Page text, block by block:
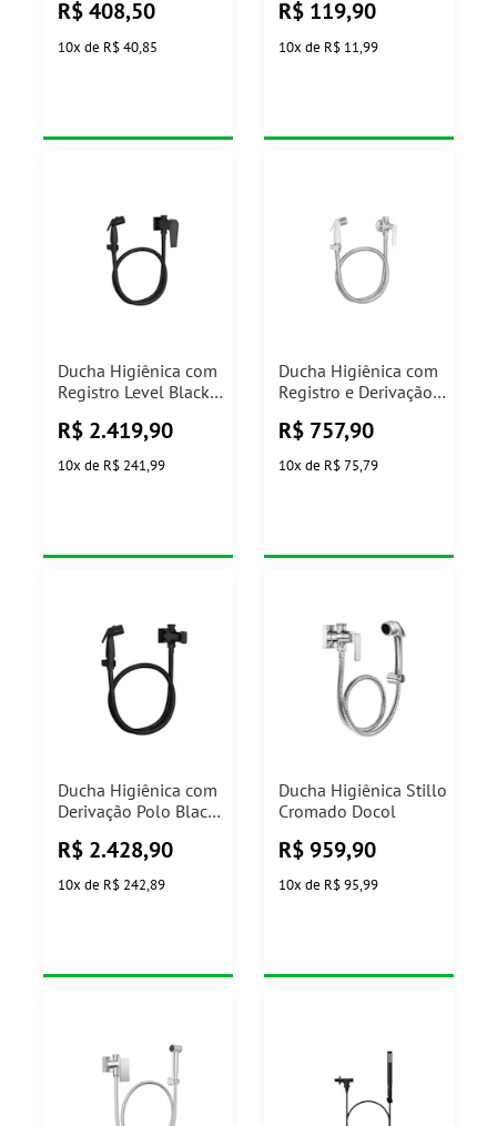
R$ 408,50
10x de R$ 40,85
Metais
R$ 119,90
10x de R$ 11,99
Ducha Higiênica com
Registro Level Black
1984.BL26.ACT.NO
Deca
R$ 2.419,90
10x de R$ 241,99
Ducha Higiênica com
Registro e Derivação
1984.C21.ACT - Deca
R$ 757,90
10x de R$ 75,79
Ducha Higiênica com
Derivação Polo Black
R$ 2.428,90
10x de R$ 242,89
Ducha Higiênica Stillo
Cromado Docol
R$ 959,90
10x de R$ 95,99